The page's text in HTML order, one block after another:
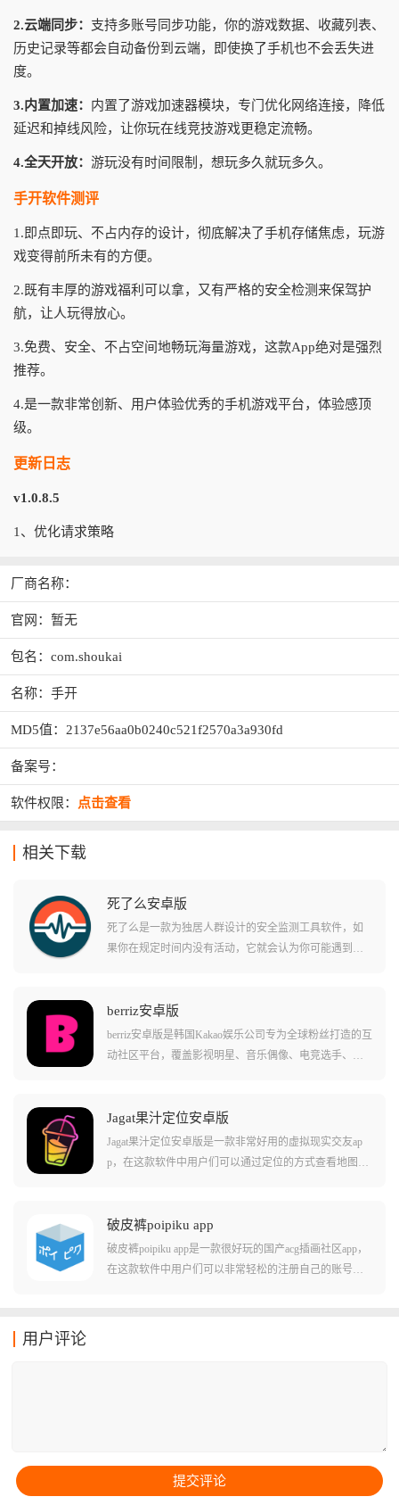
2.云端同步： 支持多账号同步功能，你的游戏数据、收藏列表、
历史记录等都会自动备份到云端，即使换了手机也不会丢失进
度。
3.内置加速： 内置了游戏加速器模块，专门优化网络连接，降低
延迟和掉线风险，让你玩在线竞技游戏更稳定流畅。
4.全天开放： 游玩没有时间限制，想玩多久就玩多久。
手开软件测评
1.即点即玩、不占内存的设计，彻底解决了手机存储焦虑，玩游
戏变得前所未有的方便。
2.既有丰厚的游戏福利可以拿，又有严格的安全检测来保驾护
航，让人玩得放心。
3.免费、安全、不占空间地畅玩海量游戏，这款App绝对是强烈
推荐。
4.是一款非常创新、用户体验优秀的手机游戏平台，体验感顶
级。
更新日志
v1.0.8.5
1、优化请求策略
厂商名称：
官网：暂无
包名：com.shoukai
名称：手开
MD5值：2137e56aa0b0240c521f2570a3a930fd
备案号：
软件权限： 点击查看
相关下载
死了么安卓版
死了么是一款为独居人群设计的安全监测工具软件，如
果你在规定时间内没有活动，它就会认为你可能遇到了
如果我不能了，至少有人会知道，虽然名字听起来扎
心，但确实给某些独居人群提供了一份实打实的安心，
如果感兴趣可以下载体验一下。
berriz安卓版
berriz安卓版是韩国Kakao娱乐公司专为全球粉丝打造的互
动社区平台，覆盖影视明星、音乐偶像、电竞选手、动
丝俱乐部，获取独家直播、未公开影像等内容。支持多
语言沟通，提供艺人发帖、评论互动、周边购买等服
务，让全球粉丝超越国籍和语言限制，与志同道合的朋
Jagat果汁定位安卓版
Jagat果汁定位安卓版是一款非常好用的虚拟现实交友ap
p，在这款软件中用户们可以通过定位的方式查看地图上
友动态，并且标记她们的位置，适合在线下就交往比较
多的亲密朋友之间使用!当然，这款软件也有社区功能，
支持用户们自己上社区寻找朋友!
破皮裤poipiku app
破皮裤poipiku app是一款很好玩的国产acg插画社区app，
在这款软件中用户们可以非常轻松的注册自己的账号进
用户评论